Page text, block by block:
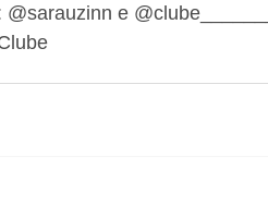
@sarauzinn e